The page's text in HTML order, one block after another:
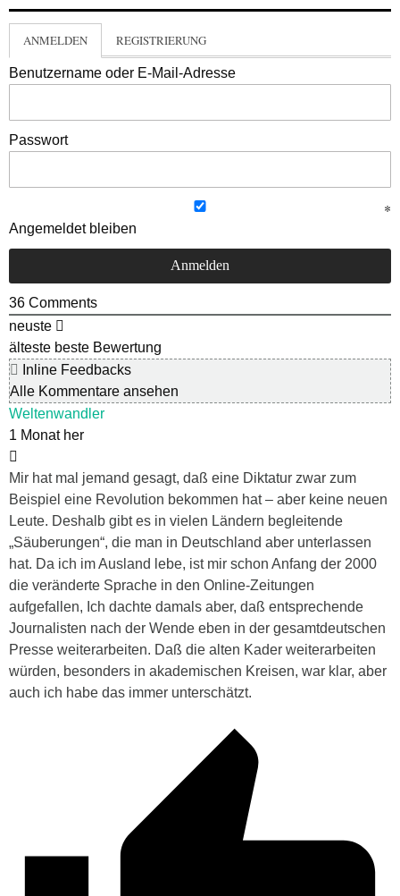
ANMELDEN REGISTRIERUNG
Benutzername oder E-Mail-Adresse
Passwort
Angemeldet bleiben
36 Comments
neuste
älteste beste Bewertung
Inline Feedbacks
Alle Kommentare ansehen
Weltenwandler
1 Monat her
Mir hat mal jemand gesagt, daß eine Diktatur zwar zum
Beispiel eine Revolution bekommen hat – aber keine neuen
Leute. Deshalb gibt es in vielen Ländern begleitende
„Säuberungen“, die man in Deutschland aber unterlassen
hat. Da ich im Ausland lebe, ist mir schon Anfang der 2000
die veränderte Sprache in den Online-Zeitungen
aufgefallen, Ich dachte damals aber, daß entsprechende
Journalisten nach der Wende eben in der gesamtdeutschen
Presse weiterarbeiten. Daß die alten Kader weiterarbeiten
würden, besonders in akademischen Kreisen, war klar, aber
auch ich habe das immer unterschätzt.